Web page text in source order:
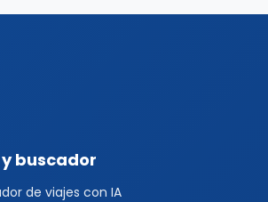
buscador
de viajes con IA